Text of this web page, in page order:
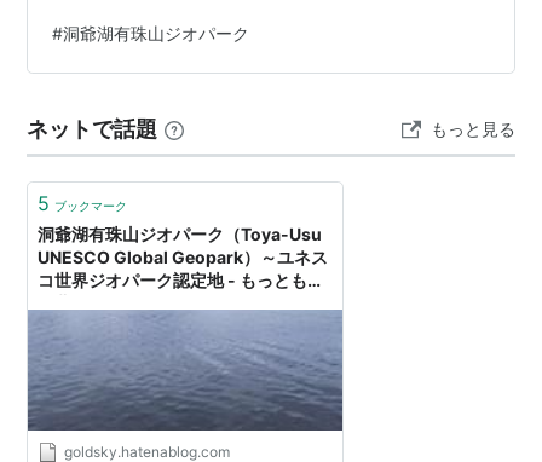
流により被害をうけ遺構としてその姿を見ることができ
ます。 今回はその火山災害遺構と、その時にできた火口
のすぐそばで火山が噴火するなんて・・・ というか、洞
爺湖温泉自体が明治以降の噴火でできたなんて・・・ そ
#洞爺湖有珠山ジオパーク
ネットで話題 もっと見る
5 ブックマーク
洞爺湖有珠山ジオパーク（Toya-Usu
UNESCO Global Geopark）～ユネス
コ世界ジオパーク認定地 - もっともっ
goldsky.hatenablog.com